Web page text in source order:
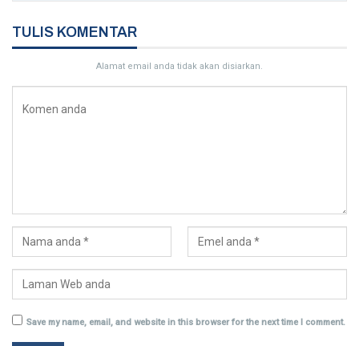
TULIS KOMENTAR
Alamat email anda tidak akan disiarkan.
Save my name, email, and website in this browser for the next time I comment.